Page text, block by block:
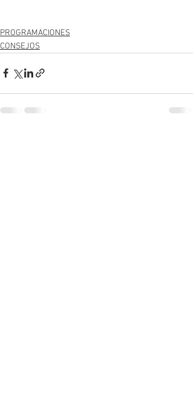
PROGRAMACIONES
CONSEJOS